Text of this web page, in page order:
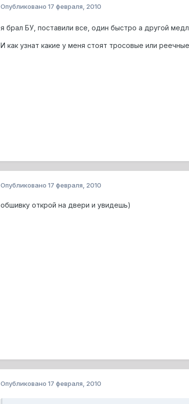
Опубликовано 17 февраля, 2010
я брал БУ, поставили все, один быстро а другой
И как узнат какие у меня стоят тросовые или
Опубликовано 17 февраля, 2010
обшивку открой на двери и увидешь)
Опубликовано 17 февраля, 2010